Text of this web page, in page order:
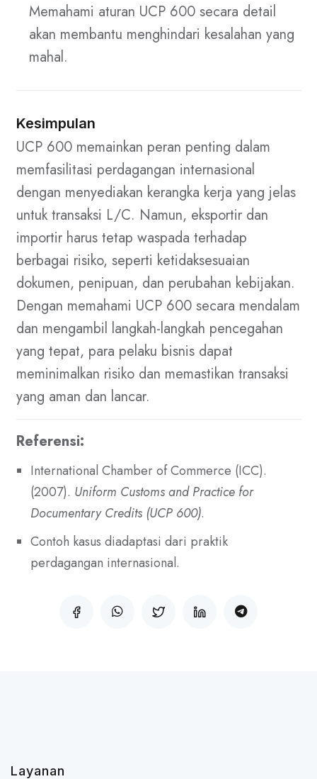
Memahami aturan UCP 600 secara detail
akan membantu menghindari kesalahan yang
mahal.
Kesimpulan
UCP 600 memainkan peran penting dalam
memfasilitasi perdagangan internasional
dengan menyediakan kerangka kerja yang jelas
untuk transaksi L/C. Namun, eksportir dan
importir harus tetap waspada terhadap
berbagai risiko, seperti ketidaksesuaian
dokumen, penipuan, dan perubahan kebijakan.
Dengan memahami UCP 600 secara mendalam
dan mengambil langkah-langkah pencegahan
yang tepat, para pelaku bisnis dapat
meminimalkan risiko dan memastikan transaksi
yang aman dan lancar.
Referensi:
International Chamber of Commerce (ICC).
(2007). Uniform Customs and Practice for
Documentary Credits (UCP 600).
Contoh kasus diadaptasi dari praktik
perdagangan internasional.
Layanan